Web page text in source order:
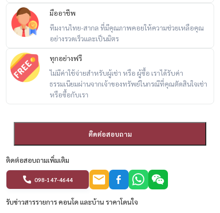
🎯 เหมาะกับ
– first jobber
– นักลงทุนปล่อยเช่า
– นักศึกษา / คนทำงานโซนลาดพร้าว–รัชโยธิน
-----------------------------------
📲 สนใจนัดชม / For private viewing / 预约看房
Call / WhatsApp:+66 (0)98-147-4644
Email:Namthip@housewathailand.com
Website: www.housewathailand.com
#CenturyPark #คอนโดลาดพร้าว #คอนโดรัชโยธิน
#คอนโดใกล้มเกษตร #คอนโดราคาดี #HousewaThailand
มืออาชีพ
ทีมงานไทย-สากล ที่มีคุณภาพคอยให้ความช่วยเหลือคุณ
อย่างรวดเร็วและเป็นมิตร
ทุกอย่างฟรี
ไม่มีค่าใช้จ่ายสำหรับผู้เช่า หรือ ผู้ซื้อ เราได้รับค่า
ธรรมเนียมผ่านจากเจ้าของทรัพย์ในกรณีที่คุณตัดสินใจเช่า
หรือซื้อกับเรา
ติดต่อสอบถาม
ติดต่อสอบถามเพิ่มเติม
098-147-4644
รับข่าวสารรายการ คอนโด และบ้าน ราคาโดนใจ